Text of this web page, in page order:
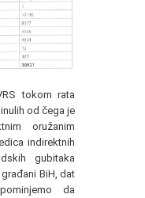
tokom rata
od čega je
oružanim
indirektnih
gubitaka
BiH, dat
da